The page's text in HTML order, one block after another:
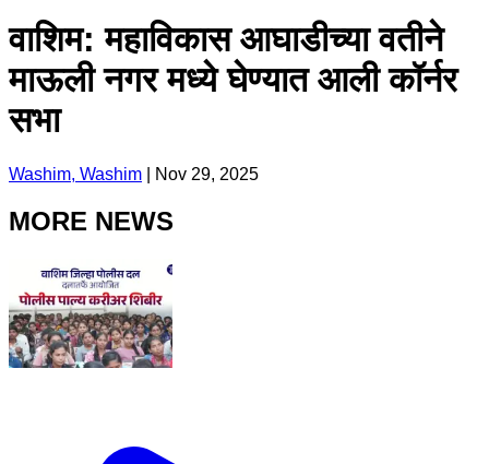
वाशिम: महाविकास आघाडीच्या वतीने
माऊली नगर मध्ये घेण्यात आली कॉर्नर
सभा
Washim, Washim Nov 29, 2025
MORE NEWS